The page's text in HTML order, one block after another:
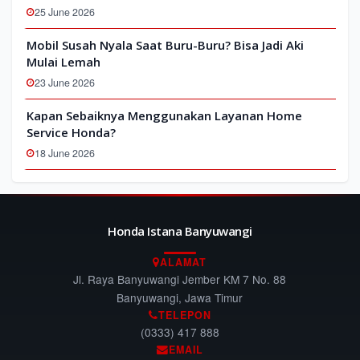
25 June 2026
Mobil Susah Nyala Saat Buru-Buru? Bisa Jadi Aki
Mulai Lemah
23 June 2026
Kapan Sebaiknya Menggunakan Layanan Home
Service Honda?
18 June 2026
Honda Istana Banyuwangi
ALAMAT
Jl. Raya Banyuwangi Jember KM 7 No. 88
Banyuwangi, Jawa Timur
TELEPON
(0333) 417 888
EMAIL